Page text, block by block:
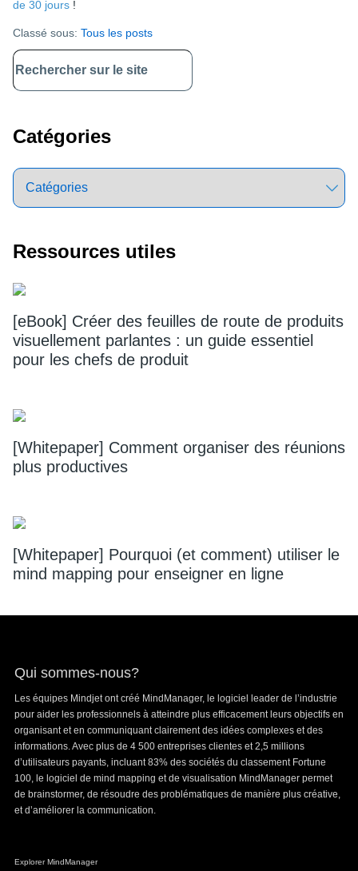
de 30 jours !
Classé sous: Tous les posts
Primary
Sidebar
Catégories
Ressources utiles
[eBook] Créer des feuilles de route de produits
visuellement parlantes : un guide essentiel
pour les chefs de produit
[Whitepaper] Comment organiser des réunions
plus productives
[Whitepaper] Pourquoi (et comment) utiliser le
mind mapping pour enseigner en ligne
Qui sommes-nous?
Les équipes Mindjet ont créé MindManager, le logiciel leader de l’industrie
pour aider les professionnels à atteindre plus efficacement leurs objectifs en
organisant et en communiquant clairement des idées complexes et des
informations. Avec plus de 4 500 entreprises clientes et 2,5 millions
d’utilisateurs payants, incluant 83% des sociétés du classement Fortune
100, le logiciel de mind mapping et de visualisation MindManager permet
de brainstormer, de résoudre des problématiques de manière plus créative,
et d’améliorer la communication.
Explorer MindManager